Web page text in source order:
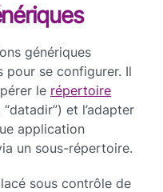
génériques
pour se configurer. Il
le répertoire
“datadir”) et l’adapter
application
un sous-répertoire.
sous contrôle de